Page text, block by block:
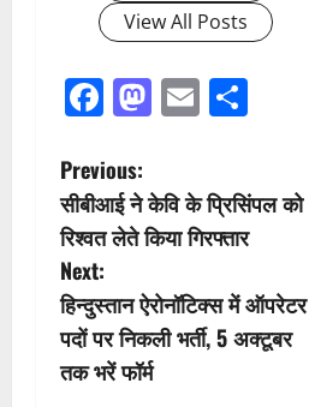
View All Posts
Facebook
Mastodon
Email
P
o
s
t
n
Previous:
सीबीआई ने केवि के प्रिसिंपल को
रिश्वत लेते किया गिरफ्तार
Next:
हिन्दुस्तान ऐरोनॉटिक्स में ऑपरेटर
पदों पर निकली भर्ती, 5 अक्टूबर
तक भरें फॉर्म